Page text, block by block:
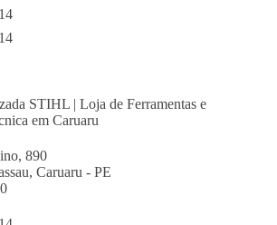
STIHL | Loja de Ferramentas e
em Caruaru
890
Caruaru - PE